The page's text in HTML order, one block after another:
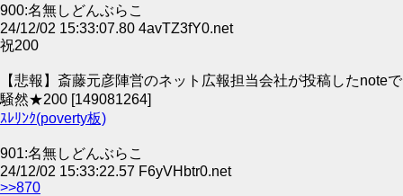
900:名無しどんぶらこ
24/12/02 15:33:07.80 4avTZ3fY0.net
祝200
【悲報】斎藤元彦陣営のネット広報担当会社が投稿したnoteで
騒然★200 [149081264]
ｽﾚﾘﾝｸ(poverty板)
901:名無しどんぶらこ
24/12/02 15:33:22.57 F6yVHbtr0.net
>>870